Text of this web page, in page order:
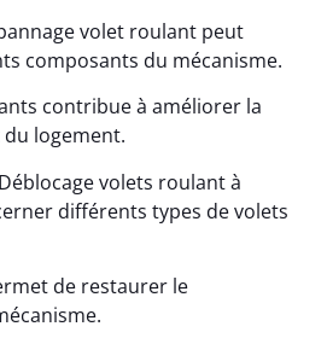
volet roulant peut
composants du mécanisme.
contribue à améliorer la
logement.
volets roulant à
différents types de volets
de restaurer le